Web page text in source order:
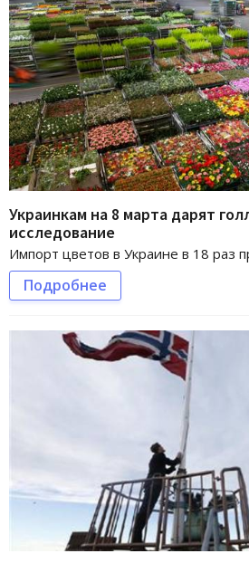
Украинкам на 8 марта дарят
исследование
Импорт цветов в Украине в 18 раз
Подробнее